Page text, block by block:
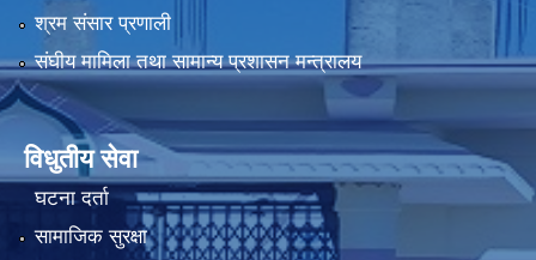
श्रम संसार प्रणाली
संघीय मामिला तथा सामान्य प्रशासन मन्त्रालय
विधुतीय सेवा
घटना दर्ता
सामाजिक सुरक्षा